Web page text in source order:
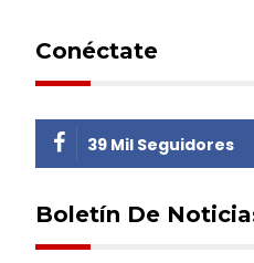
Conéctate
39 Mil Seguidores
Boletín De